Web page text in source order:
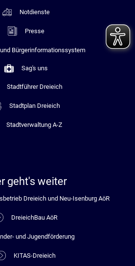
Notdienste
Presse
Bürgerinformationssystem
Sag's uns
Stadtführer Dreieich
Stadtplan Dreieich
Stadtverwaltung A-Z
geht's weiter
Dreieich und Neu-Isenburg AöR
DreieichBau AöR
und Jugendförderung
KITAS-Dreieich